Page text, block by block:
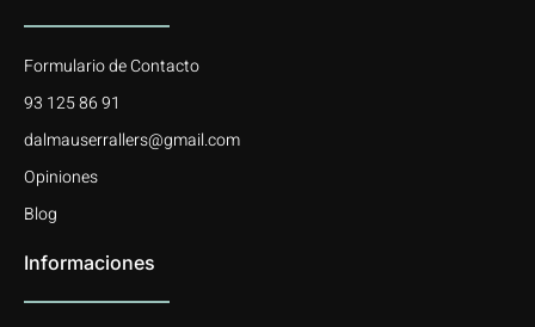
Formulario de Contacto
93 125 86 91
dalmauserrallers@gmail.com
Opiniones
Blog
Informaciones